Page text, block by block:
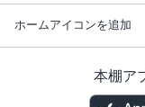
ホームアイコンを追加
本棚ア